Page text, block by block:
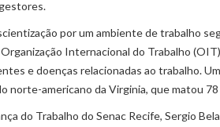
por um ambiente de trabalho
Internacional do Trabalho
e doenças relacionadas ao trabalho.
norte-americano da Virginia, que matou
do Trabalho do Senac Recife, Sergio